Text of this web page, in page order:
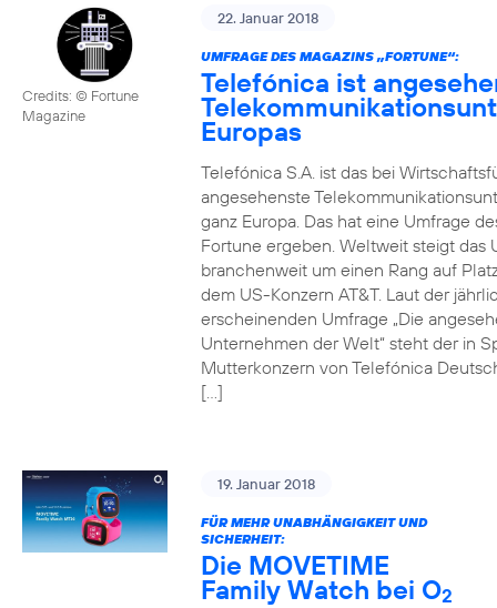
Credits: © Fortune
Magazine
22. Januar 2018
UMFRAGE DES MAGAZINS „FORTUNE“:
Telefónica ist
Europas
Telefónica S.A. ist das bei
angesehenste
ganz Europa. Das hat eine Umfrage
Fortune ergeben. Weltweit steigt das
branchenweit um einen Rang auf
dem US-Konzern AT&T. Laut der
erscheinenden Umfrage „Die
Unternehmen der Welt“ steht der in
Mutterkonzern von Telefónica
[…]
19. Januar 2018
FÜR MEHR UNABHÄNGIGKEIT UND
SICHERHEIT:
Die MOVETIME
Family Watch bei O2